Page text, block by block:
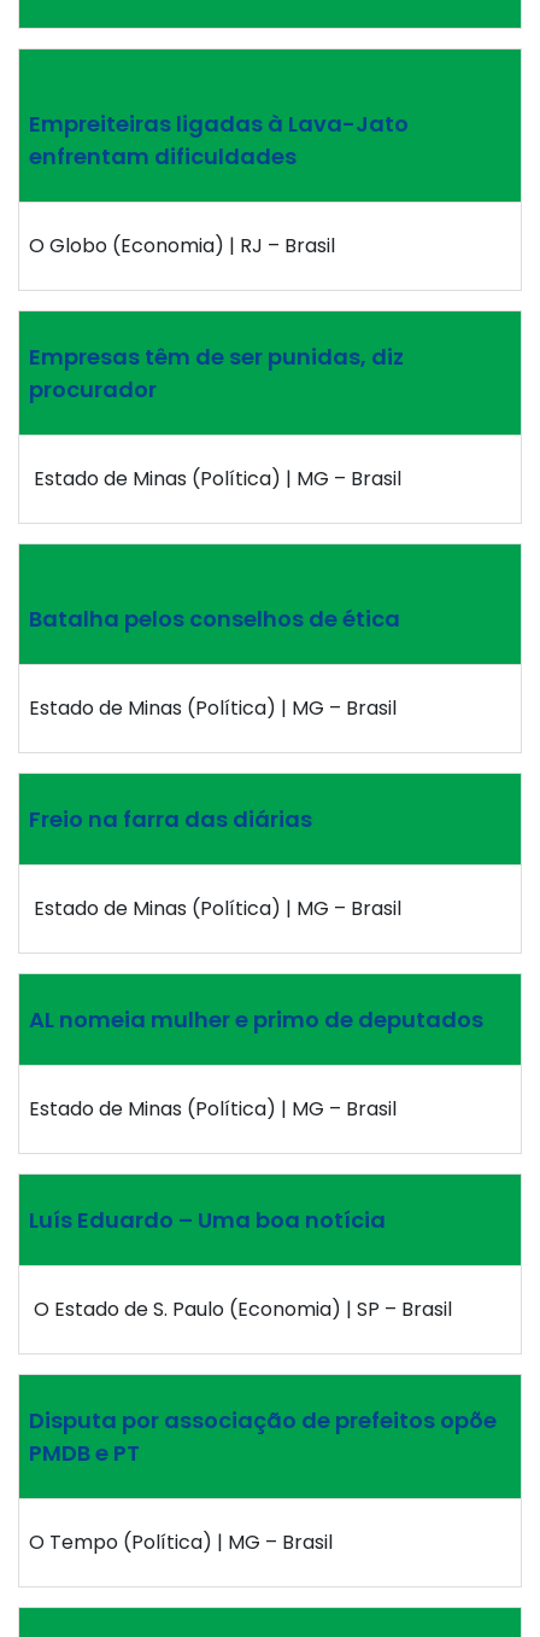
Empreiteiras ligadas à Lava-Jato
enfrentam dificuldades
O Globo (Economia) | RJ – Brasil
Empresas têm de ser punidas, diz
procurador
Estado de Minas (Política) | MG – Brasil
Batalha pelos conselhos de ética
Estado de Minas (Política) | MG – Brasil
Freio na farra das diárias
Estado de Minas (Política) | MG – Brasil
AL nomeia mulher e primo de deputados
Estado de Minas (Política) | MG – Brasil
Luís Eduardo – Uma boa notícia
O Estado de S. Paulo (Economia) | SP – Brasil
Disputa por associação de prefeitos opõe
PMDB e PT
O Tempo (Política) | MG – Brasil